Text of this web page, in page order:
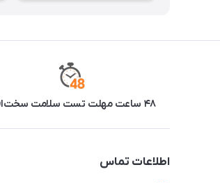
۴۸ ساعت مهلت تست سلامت سخت‌افزار
اطلاعات تماس